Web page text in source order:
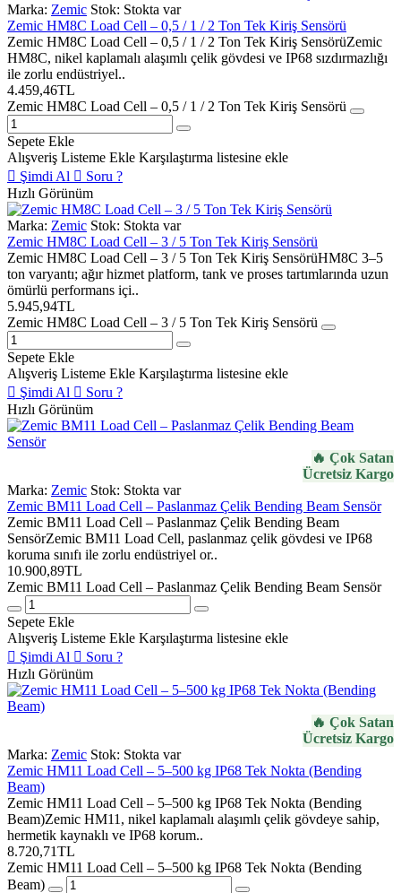
Marka: Zemic Stok: Stokta var
Zemic HM8C Load Cell – 0,5 / 1 / 2 Ton Tek Kiriş Sensörü
Zemic HM8C Load Cell – 0,5 / 1 / 2 Ton Tek Kiriş SensörüZemic
HM8C, nikel kaplamalı alaşımlı çelik gövdesi ve IP68 sızdırmazlığı
ile zorlu endüstriyel..
4.459,46TL
Zemic HM8C Load Cell – 0,5 / 1 / 2 Ton Tek Kiriş Sensörü
Sepete Ekle
Alışveriş Listeme Ekle Karşılaştırma listesine ekle
Şimdi Al
Soru ?
Hızlı Görünüm
Marka: Zemic Stok: Stokta var
Zemic HM8C Load Cell – 3 / 5 Ton Tek Kiriş Sensörü
Zemic HM8C Load Cell – 3 / 5 Ton Tek Kiriş SensörüHM8C 3–5
ton varyantı; ağır hizmet platform, tank ve proses tartımlarında uzun
ömürlü performans içi..
5.945,94TL
Zemic HM8C Load Cell – 3 / 5 Ton Tek Kiriş Sensörü
Sepete Ekle
Alışveriş Listeme Ekle Karşılaştırma listesine ekle
Şimdi Al
Soru ?
Hızlı Görünüm
🔥 Çok Satan
Ücretsiz Kargo
Marka: Zemic Stok: Stokta var
Zemic BM11 Load Cell – Paslanmaz Çelik Bending Beam Sensör
Zemic BM11 Load Cell – Paslanmaz Çelik Bending Beam
SensörZemic BM11 Load Cell, paslanmaz çelik gövdesi ve IP68
koruma sınıfı ile zorlu endüstriyel or..
10.900,89TL
Zemic BM11 Load Cell – Paslanmaz Çelik Bending Beam Sensör
Sepete Ekle
Alışveriş Listeme Ekle Karşılaştırma listesine ekle
Şimdi Al
Soru ?
Hızlı Görünüm
🔥 Çok Satan
Ücretsiz Kargo
Marka: Zemic Stok: Stokta var
Zemic HM11 Load Cell – 5–500 kg IP68 Tek Nokta (Bending
Beam)
Zemic HM11 Load Cell – 5–500 kg IP68 Tek Nokta (Bending
Beam)Zemic HM11, nikel kaplamalı alaşımlı çelik gövdeye sahip,
hermetik kaynaklı ve IP68 korum..
8.720,71TL
Zemic HM11 Load Cell – 5–500 kg IP68 Tek Nokta (Bending
Beam)